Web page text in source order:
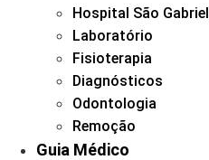
Hospital São Gabriel
Laboratório
Fisioterapia
Diagnósticos
Odontologia
Remoção
Guia Médico